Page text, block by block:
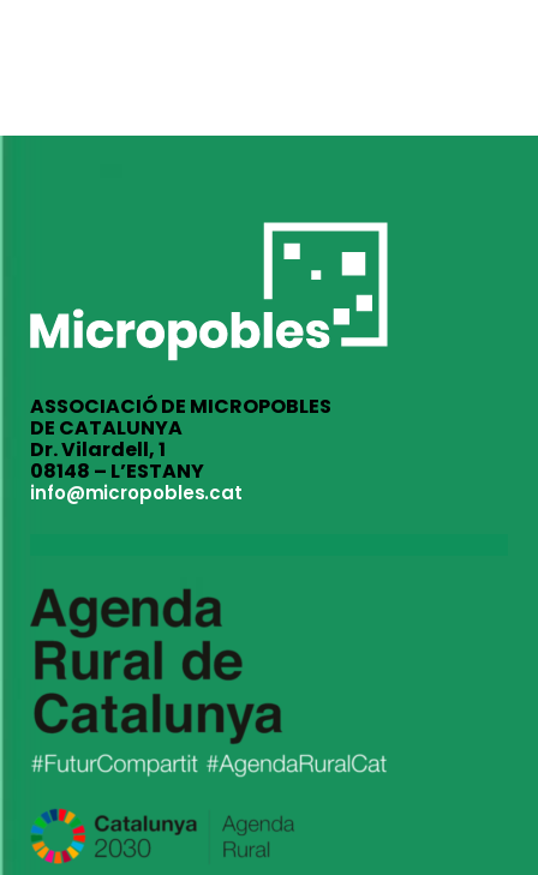
ASSOCIACIÓ DE MICROPOBLES
DE CATALUNYA
Dr. Vilardell, 1
08148 – L’ESTANY
info@micropobles.cat